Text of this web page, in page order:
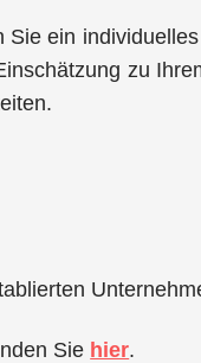
Sie ein
zu
Sie hier.